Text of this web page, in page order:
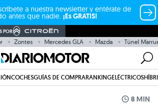
a nuestra newsletter y entérate de
antes que nadie. ¡Es GRATIS!
POR
Zontes Mercedes GLA Mazda Túnel
COCHESGUÍAS DE COMPRARANKINGELÉCTRICOS
8 MIN